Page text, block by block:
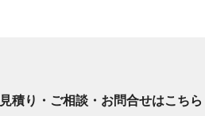
積り・ご相談・お問合せはこちら